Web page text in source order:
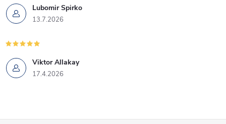
Lubomir Spirko
13.7.2026
Viktor Allakay
17.4.2026